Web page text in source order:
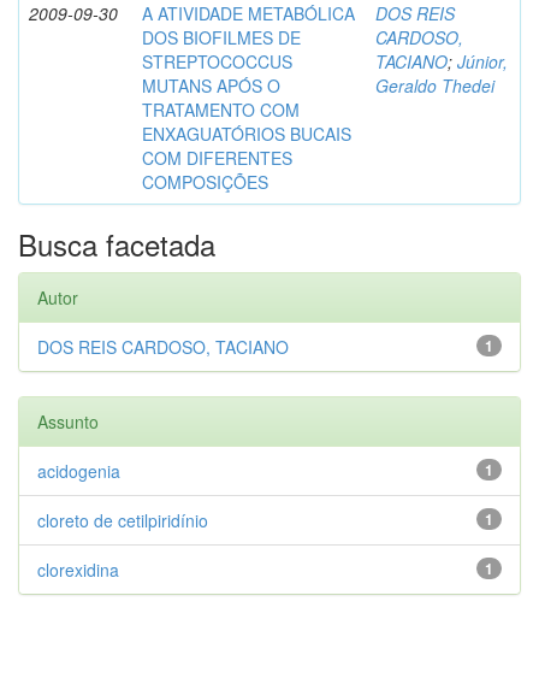
2009-09-30
A ATIVIDADE METABÓLICA
DOS BIOFILMES DE
STREPTOCOCCUS
MUTANS APÓS O
TRATAMENTO COM
ENXAGUATÓRIOS BUCAIS
COM DIFERENTES
COMPOSIÇÕES
DOS REIS
CARDOSO,
TACIANO; Júnior,
Geraldo Thedei
Busca facetada
Autor
1
DOS REIS CARDOSO, TACIANO
Assunto
1
acidogenia
1
cloreto de cetilpiridínio
1
clorexidina